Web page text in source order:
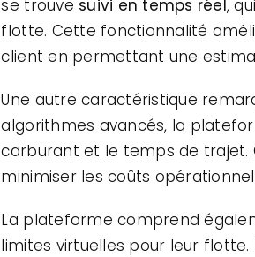
se trouve suivi en temps réel,
flotte. Cette fonctionnalité
client en permettant une
Une autre caractéristique
algorithmes avancés, la
carburant et le temps de
minimiser les coûts
La plateforme comprend
limites virtuelles pour leur